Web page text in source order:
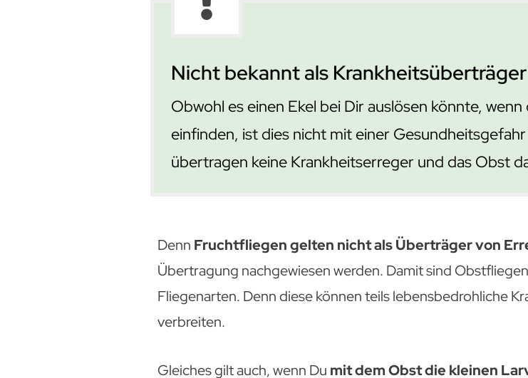
Nicht bekannt als Krankheitsüberträger
Obwohl es einen Ekel bei Dir auslösen könnte,
einfinden, ist dies nicht mit einer
übertragen keine Krankheitserreger und das Obst
Denn Fruchtfliegen gelten nicht als Überträger von
Übertragung nachgewiesen werden. Damit sind
Fliegenarten. Denn diese können teils lebensbedrohliche
verbreiten.
Gleiches gilt auch, wenn Du mit dem Obst die kleinen